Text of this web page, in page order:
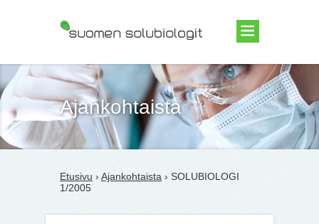
Suomen Solubiologit ry
Ajankohtaista
Etusivu › Ajankohtaista › SOLUBIOLOGI
1/2005